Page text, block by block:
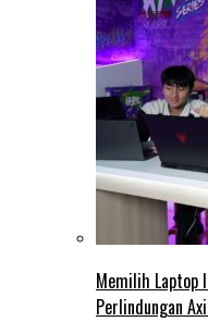
Memilih Laptop
Perlindungan